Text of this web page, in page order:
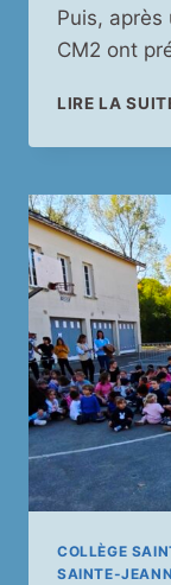
Puis, après
CM2 ont
LIRE LA
COLLÈGE
SAINTE-